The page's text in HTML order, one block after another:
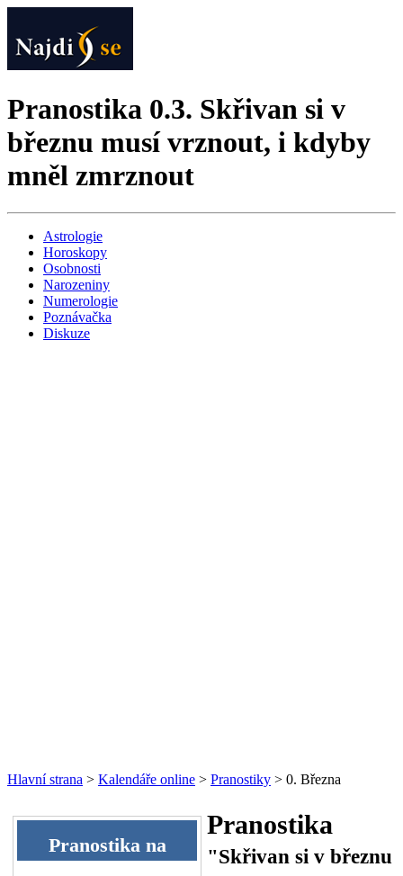
Pranostika 0.3. Skřivan si v
březnu musí vrznout, i kdyby
mněl zmrznout
Astrologie
Horoskopy
Osobnosti
Narozeniny
Numerologie
Poznávačka
Diskuze
Hlavní strana > Kalendáře online > Pranostiky > 0. Března
Pranostika na
Pranostika
"Skřivan si v březnu